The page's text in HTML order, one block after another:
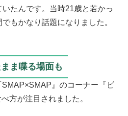
たんです。当時21歳と若かっ
もかなり話題になりました。
ま喋る場面も
』のコーナー『ビ
方が注目されました。